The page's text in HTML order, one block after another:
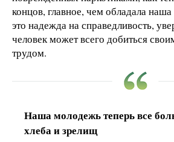
концов, главное, чем обладала
это надежда на справедливость,
человек может всего добиться
трудом.
Наша молодежь теперь все
хлеба и зрелищ